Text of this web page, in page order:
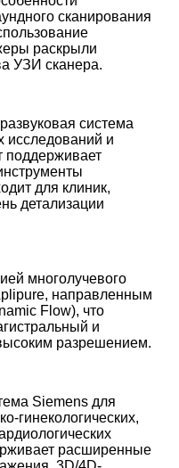
сканирования
раскрыли
УЗИ сканера.
система
исследований и
поддерживает
для клиник,
детализации
многолучевого
направленным
Flow), что
и
разрешением.
Siemens для
гинекологических,
расширенные